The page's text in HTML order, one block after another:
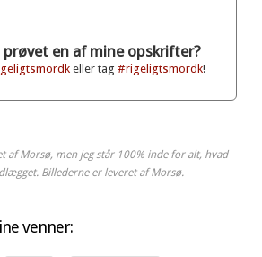
prøvet en af mine opskrifter?
eller tag#rigeligtsmordk!
af Morsø, men jeg står 100% inde for alt, hvad
Billederne er leveret af Morsø.
venner: